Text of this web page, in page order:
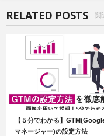
RELATED POSTS 関
【５分でわかる】
マネージャー)の設定方法